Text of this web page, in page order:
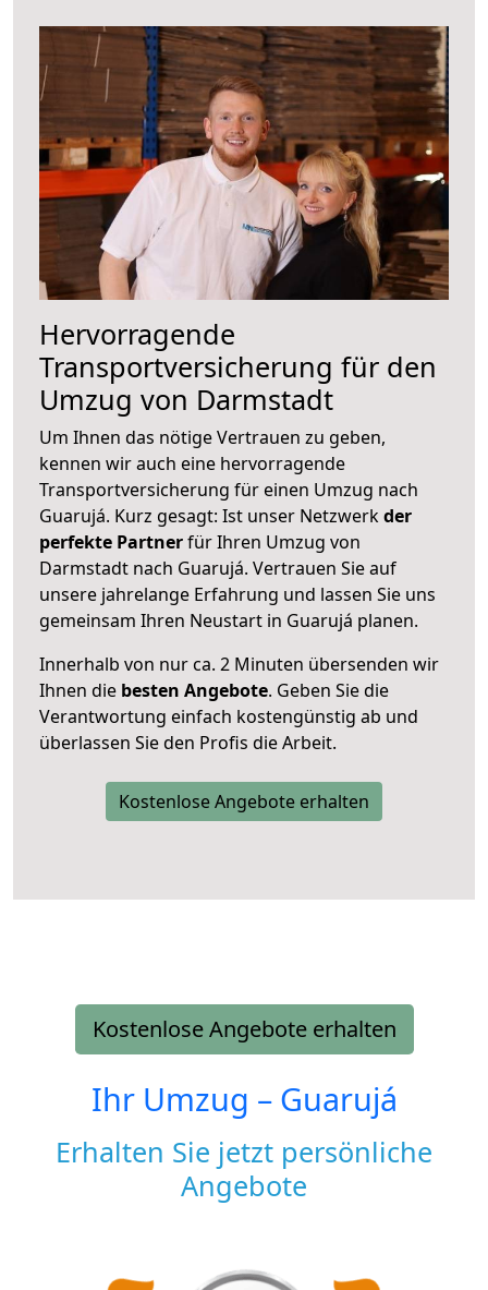
Hervorragende
Transportversicherung für den
Umzug von Darmstadt
Um Ihnen das nötige Vertrauen zu geben,
kennen wir auch eine hervorragende
Transportversicherung für einen Umzug nach
Guarujá. Kurz gesagt: Ist unser Netzwerkder
perfekte Partnerfür Ihren Umzug von
Darmstadt nach Guarujá. Vertrauen Sie auf
unsere jahrelange Erfahrung und lassen Sie uns
gemeinsam Ihren Neustart in Guarujá planen.
Innerhalb von nur ca. 2 Minuten übersenden wir
Ihnen die besten Angebote. Geben Sie die
Verantwortung einfach kostengünstig ab und
überlassen Sie den Profis die Arbeit.
Kostenlose Angebote erhalten
Kostenlose Angebote erhalten
Ihr Umzug – Guarujá
Erhalten Sie jetzt persönliche
Angebote